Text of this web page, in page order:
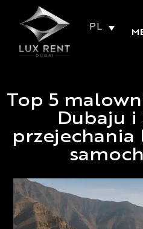
PL
Top 5
Dubaju i
przejechania